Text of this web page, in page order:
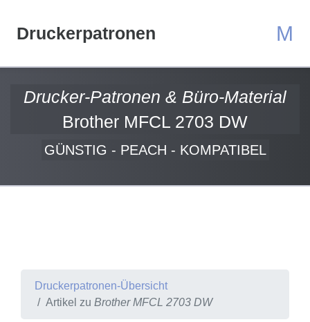
Druckerpatronen M
Drucker-Patronen & Büro-Material
Brother MFCL 2703 DW
GÜNSTIG - PEACH - KOMPATIBEL
Druckerpatronen-Übersicht
Artikel zu Brother MFCL 2703 DW